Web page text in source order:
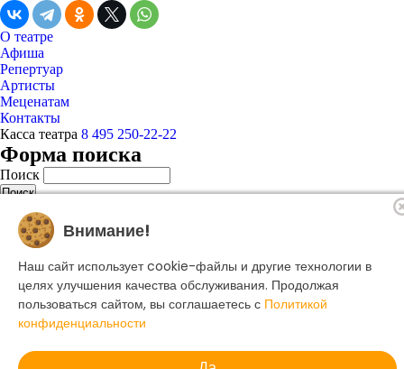
О театре
Афиша
Репертуар
Артисты
Меценатам
Контакты
Касса театра 8 495 250-22-22
Форма поиска
Поиск
© 2025 Музыкальный театр Геликон-опера.
Политика конфиденциальности
Создание сайта -Dillix Media
Внимание!
Наш сайт использует cookie-файлы и другие технологии в
целях улучшения качества обслуживания. Продолжая
пользоваться сайтом, вы соглашаетесь с Политикой
конфиденциальности